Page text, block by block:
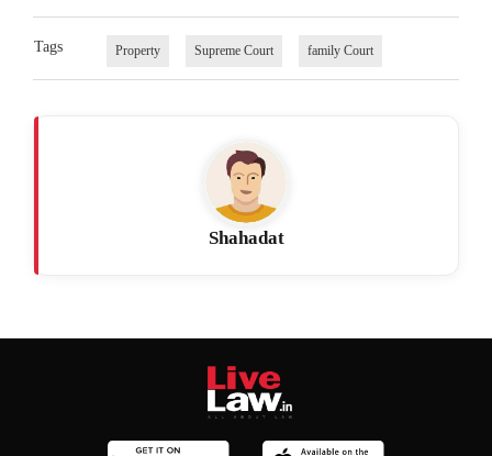
Tags Property Supreme Court family Court
Shahadat